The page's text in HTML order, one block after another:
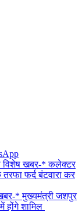
विशेष खबर-* कलेक्टर
फर्द बंटवारा कर
खबर-* मुख्यमंत्री जशपुर
होंगे शामिल